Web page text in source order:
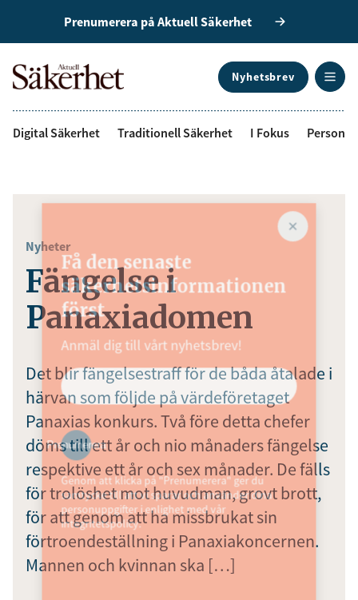
Prenumerera på Aktuell Säkerhet
Nyhetsbrev
Digital Säkerhet Traditionell Säkerhet I Fokus
Nyheter
Fängelse i
Panaxiadomen
Det blir fängelsestraff för de båda åtalade i
härvan som följde på värdeföretaget
Panaxias konkurs. Två före detta chefer
döms till ett år och nio månaders fängelse
respektive ett år och sex månader. De fälls
för trolöshet mot huvudman, grovt brott,
för att genom att ha missbrukat sin
förtroendeställning i Panaxiakoncernen.
Mannen och kvinnan ska […]
Få den senaste
säkerhetsinformationen
först
Anmäl dig till vårt nyhetsbrev!
Prenumerera
Genom att klicka på "Prenumerera" ger du
samtycke till att vi sparar och använder dina
personuppgifter i enlighet med vår
integritetspolicy.